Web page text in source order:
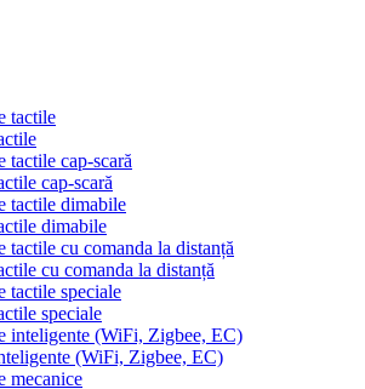
cap-scară
dimabile
cu comanda la distanță
speciale
(WiFi, Zigbee, EC)